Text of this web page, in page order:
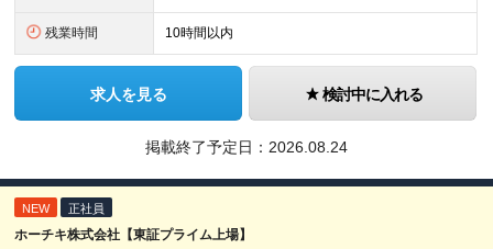
残業時間 10時間以内
求人を見る 検討中に入れる
掲載終了予定日： 2026.08.24
NEW 正社員
ホーチキ株式会社【東証プライム上場】